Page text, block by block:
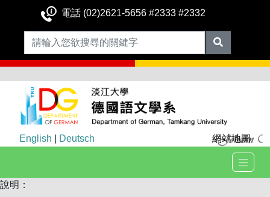
電話 (02)2621-5656 #2333 #2332
English Deutsch 網站地圖
說明：